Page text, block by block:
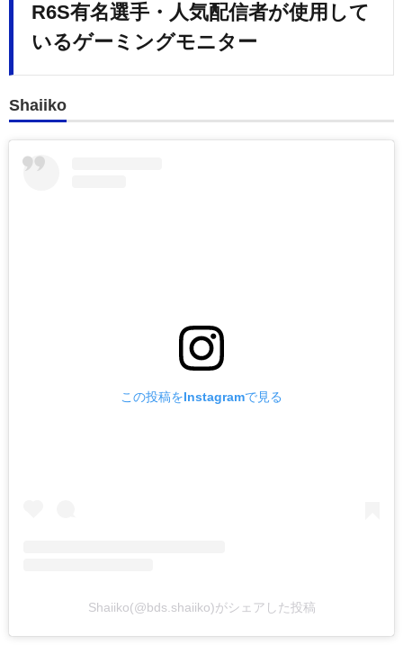
R6S有名選手・人気配信者が使用して
いるゲーミングモニター
Shaiiko
この投稿をInstagramで見る
Shaiiko(@bds.shaiiko)がシェアした投稿